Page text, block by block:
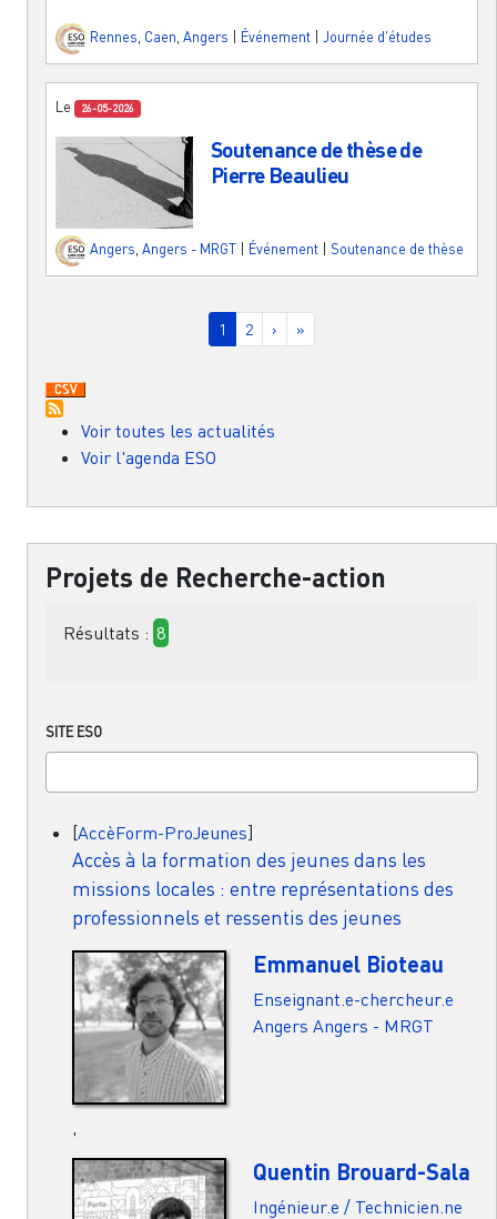
Rennes, Caen, Angers Événement Journée d'études
Le 26-05-2026
Soutenance de thèse de
Pierre Beaulieu
Angers, Angers - MRGT Événement Soutenance de thèse
Page courante
1 Page
2 Page suivante
› Dernière page
»
Voir toutes les actualités
Voir l'agenda ESO
Projets de Recherche-action
Résultats : 8
SITE ESO
[AccèForm-ProJeunes]
Accès à la formation des jeunes dans les
missions locales : entre représentations des
professionnels et ressentis des jeunes
Emmanuel Bioteau
Enseignant.e-chercheur.e
Angers Angers - MRGT
Quentin Brouard-Sala
Ingénieur.e / Technicien.ne